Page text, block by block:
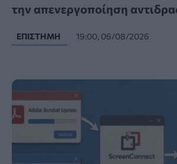
την απενεργοποίηση
ΕΠΙΣΤΉΜΗ 19:00, 06/08/2026